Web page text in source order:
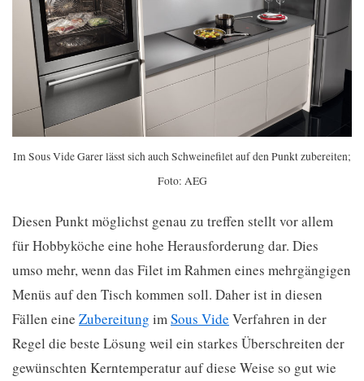
Im Sous Vide Garer lässt sich auch Schweinefilet auf den Punkt zubereiten;
Foto: AEG
Diesen Punkt möglichst genau zu treffen stellt vor allem
für Hobbyköche eine hohe Herausforderung dar. Dies
umso mehr, wenn das Filet im Rahmen eines mehrgängigen
Menüs auf den Tisch kommen soll. Daher ist in diesen
Fällen eine Zubereitung im Sous Vide Verfahren in der
Regel die beste Lösung weil ein starkes Überschreiten der
gewünschten Kerntemperatur auf diese Weise so gut wie